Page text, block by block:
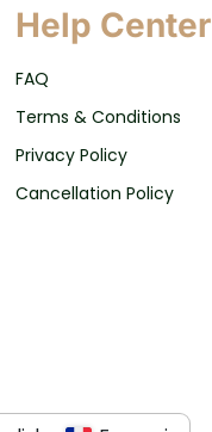
Help Center
FAQ
Terms & Conditions
Privacy Policy
Cancellation Policy